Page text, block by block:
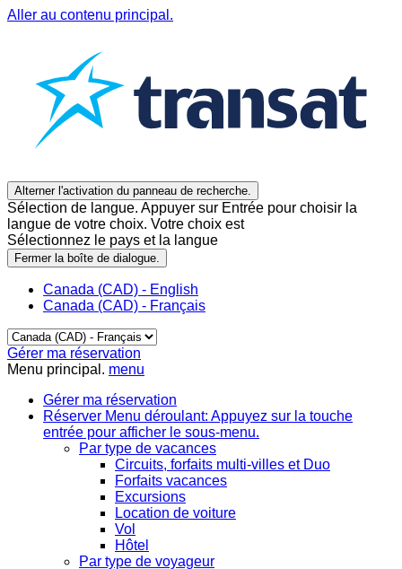
Aller au contenu principal.
Alterner l'activation du panneau de recherche.
Sélection de langue. Appuyer sur Entrée pour choisir la
langue de votre choix. Votre choix est
Sélectionnez le pays et la langue
Fermer la boîte de dialogue.
Canada (CAD) - English
Canada (CAD) - Français
Gérer ma réservation
Menu principal. menu
Gérer ma réservation
Réserver Menu déroulant: Appuyez sur la touche
entrée pour afficher le sous-menu.
Par type de vacances
Circuits, forfaits multi-villes et Duo
Forfaits vacances
Excursions
Location de voiture
Vol
Hôtel
Par type de voyageur